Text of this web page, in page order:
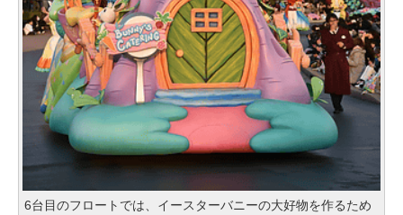
6台目のフロートでは、イースターバニーの大好物を作るため